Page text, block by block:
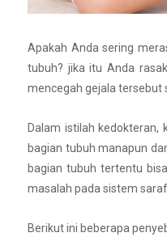
Apakah Anda sering
tubuh? jika itu Anda
mencegah gejala tersebut
Dalam istilah kedokteran,
bagian tubuh manapun
bagian tubuh tertentu
masalah pada sistem
Berikut ini beberapa